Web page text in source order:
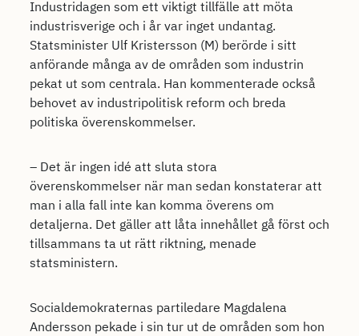
Industridagen som ett viktigt tillfälle att möta
industrisverige och i år var inget undantag.
Statsminister Ulf Kristersson (M) berörde i sitt
anförande många av de områden som industrin
pekat ut som centrala. Han kommenterade också
behovet av industripolitisk reform och breda
politiska överenskommelser.
– Det är ingen idé att sluta stora
överenskommelser när man sedan konstaterar att
man i alla fall inte kan komma överens om
detaljerna. Det gäller att låta innehållet gå först och
tillsammans ta ut rätt riktning, menade
statsministern.
Socialdemokraternas partiledare Magdalena
Andersson pekade i sin tur ut de områden som hon